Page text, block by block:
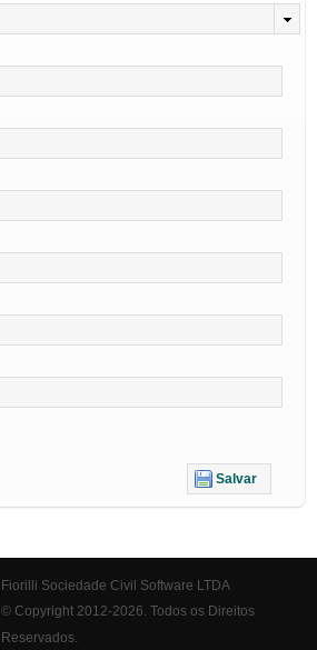
Salvar
Fiorilli Sociedade Civil Software LTDA
© Copyright 2012-2026. Todos os Direitos
Reservados.